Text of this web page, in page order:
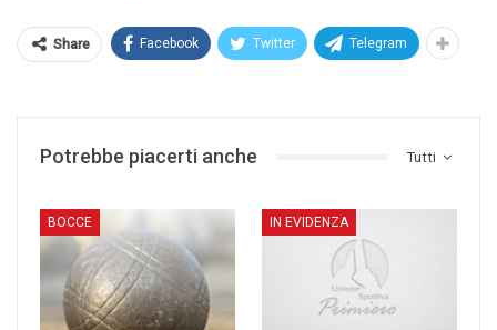
Share Facebook Twitter Telegram
Tutti
Potrebbe piacerti anche
BOCCE IN EVIDENZA